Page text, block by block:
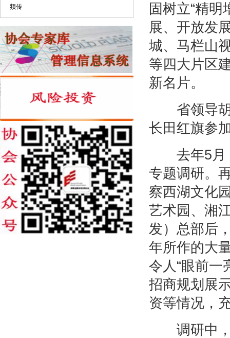
频传
固树立“精
展、开放发
城、马栏山
等四大片区
新名片。
省领导胡
长田红旗参
去年5月，
专题调研。
察西湖文化
艺术园、湘
发）总部后
年所作的大
令人“眼前一
招商规划展
资等情况，
调研中，